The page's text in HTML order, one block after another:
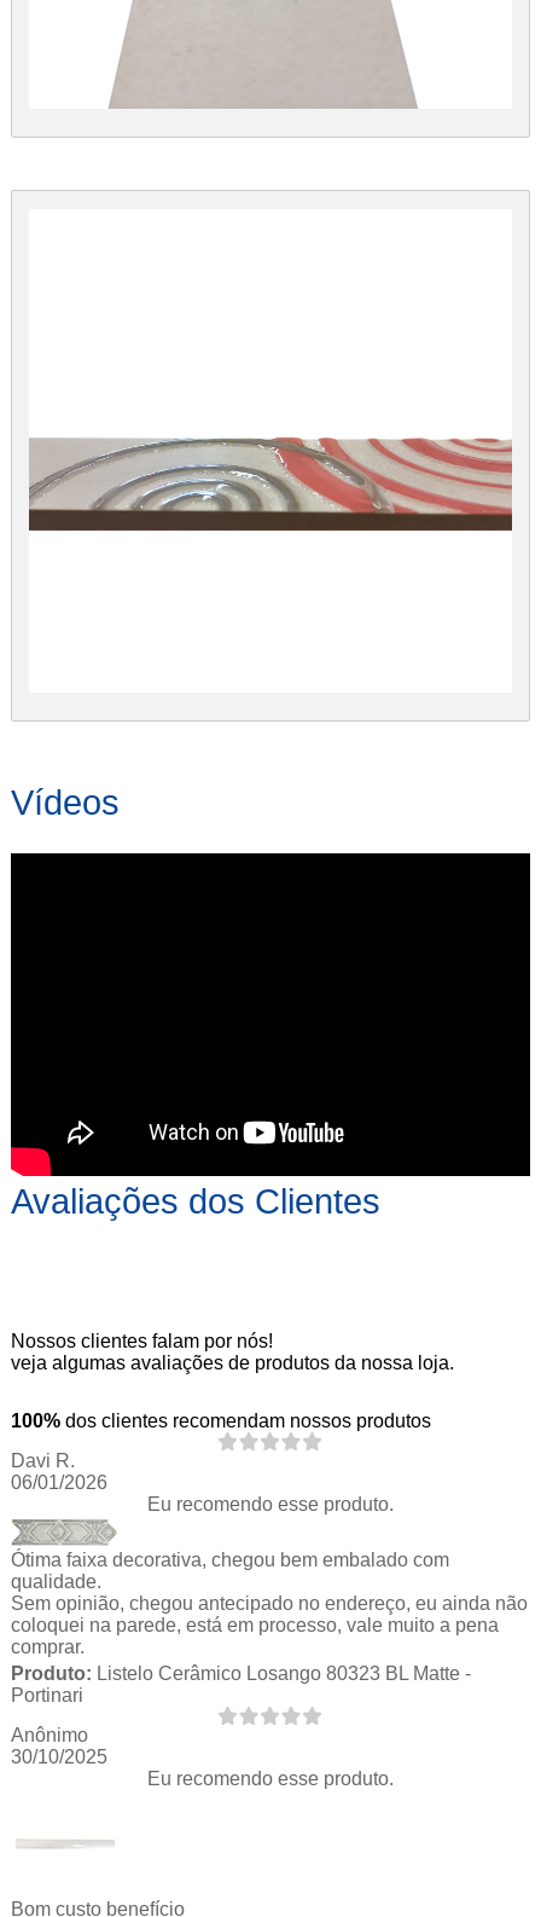
Vídeos
Avaliações dos Clientes
Nossos clientes falam por nós!
veja algumas avaliações de produtos da nossa loja.
100% dos clientes recomendam nossos produtos
Davi R.
06/01/2026
Eu recomendo esse produto.
Ótima faixa decorativa, chegou bem embalado com
qualidade.
Sem opinião, chegou antecipado no endereço, eu ainda não
coloquei na parede, está em processo, vale muito a pena
comprar.
Produto: Listelo Cerâmico Losango 80323 BL Matte -
Portinari
Anônimo
30/10/2025
Eu recomendo esse produto.
Bom custo benefício